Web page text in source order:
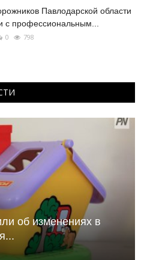
Павлодарской области
с профессиональным...
0 798
об изменениях в